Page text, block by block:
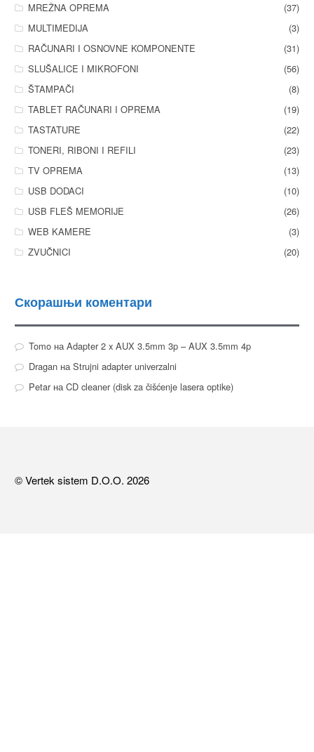
MREŽNA OPREMA
(37)
MULTIMEDIJA
(3)
RAČUNARI I OSNOVNE KOMPONENTE
(31)
SLUŠALICE I MIKROFONI
(56)
ŠTAMPAČI
(8)
TABLET RAČUNARI I OPREMA
(19)
TASTATURE
(22)
TONERI, RIBONI I REFILI
(23)
TV OPREMA
(13)
USB DODACI
(10)
USB FLEŠ MEMORIJE
(26)
WEB KAMERE
(3)
ZVUČNICI
(20)
Скорашњи коментари
TomoнаAdapter 2 x AUX 3.5mm 3p – AUX 3.5mm 4p
Draganна Strujni adapter univerzalni
Petarна CD cleaner (disk za čišćenje lasera optike)
© Vertek sistem D.O.O. 2026